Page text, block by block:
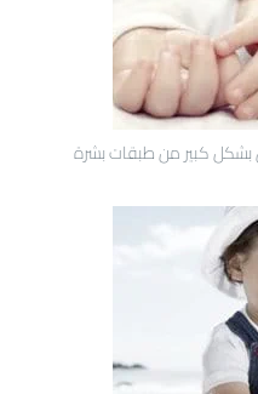
كبير من طبقات بشرة